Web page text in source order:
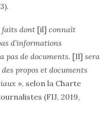
3).
faits dont [il] connaît
d’informations
pas de documents. [Il] sera
propos et documents
», selon la Charte
(FIJ, 2019,